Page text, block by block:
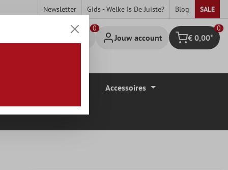
Newsletter Gids - Welke Is De Juiste? Blog SALE
Jouw account Winkelmandje
0
€ 0,00*
Accessoires